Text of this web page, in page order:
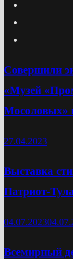
Cовершили
«Музей
Мосоловых»
27.04.2023
Выставка
Патриот-
04.07.2023
Всемирный